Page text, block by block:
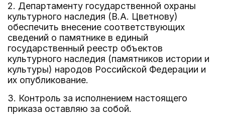
2. Департаменту государственной охраны
культурного наследия (В.А. Цветнову)
обеспечить внесение соответствующих
сведений о памятнике в единый
государственный реестр объектов
культурного наследия (памятников истории и
культуры) народов Российской Федерации и
их опубликование.
3. Контроль за исполнением настоящего
приказа оставляю за собой.